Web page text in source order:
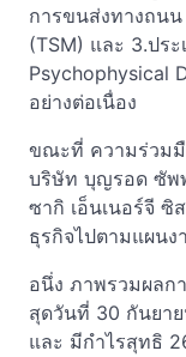
การขนส่งทางถน
(TSM) และ 3.ปร
Psychophysical
อย่างต่อเนื่อง
ขณะที่ ความร่วมมื
บริษัท บุญรอด ซัพ
ซากิ เอ็นเนอร์จี ซิ
ธุรกิจไปตามแผนง
อนึ่ง ภาพรวมผลก
สุดวันที่ 30 กันยา
และ มีกำไรสุทธิ